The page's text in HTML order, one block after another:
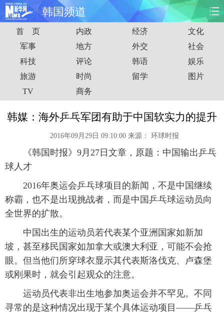
韩国频道
首页 时政 国际 财经
娱乐 体育 人事 教育
时尚 思客
港澳 台湾 华人 汽车
能源 房产
图片
旅游 健康 信息化 数据
金融
富媒体 摄影 新华广播
新华电视中文 新华电视英文 返回PC
首 页 内政 经济
文化
军事
地方 外交
社会
科技
评论 韩语
娱乐
旅游
时尚 留学
图片
TV
商务
韩媒：海外乒乓军团有助于中国软实力的提升
2016年09月29日 09:10:00 来源： 环球时报
《韩国时报》9月27日文章，原题：中国输出乒乓
球人才
2016年奥运会乒乓球项目的新闻，不是中国继续
称霸，也不是出现挑战者，而是中国乒乓球运动员向
全世界的扩散。
中国出生的运动员若代表某个亚洲国家如新加
坡，甚至移民国家如加拿大或澳大利亚，可能不会抢
眼。但当他们所穿球衣显示其代表斯洛伐克、卢森堡
或刚果时，就会引起观众的注意。
运动员代表非出生地参加奥运会并不罕见。不同
寻常的是这种情况出现于某个具体运动项目——乒乓